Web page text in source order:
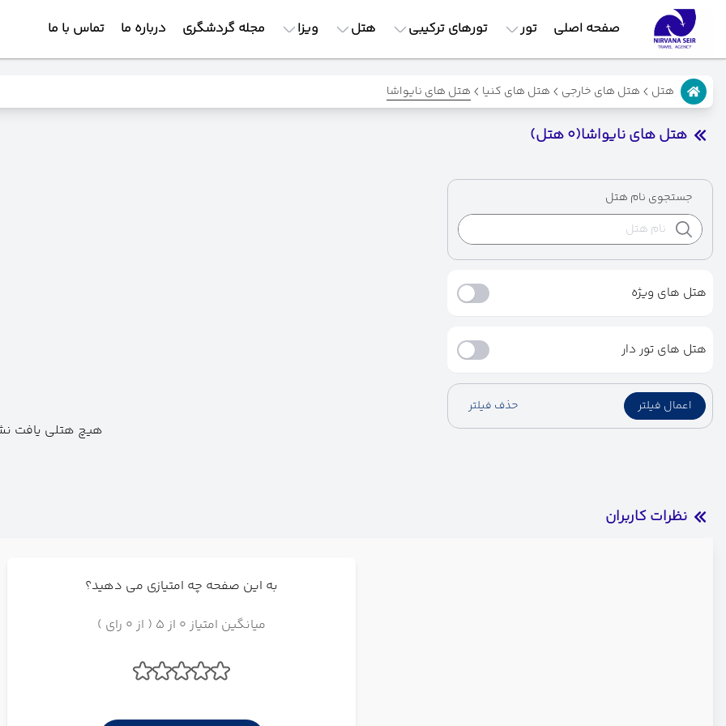
صفحه اصلی تور تورهای ترکیبی هتل ویزا مجله گردشگری درباره ما تماس با ما
هتل هتل های خارجی هتل های کنیا هتل های نایواشا
هتل های نایواشا(0 هتل)
جستجوی نام هتل
هتل های ویژه
هتل های تور دار
اعمال فیلتر حذف فیلتر
هیچ هتلی یافت
نظرات کاربران
به این صفحه چه امتیازی می دهید؟
میانگین امتیاز 0 از 5 ( از 0 رای )